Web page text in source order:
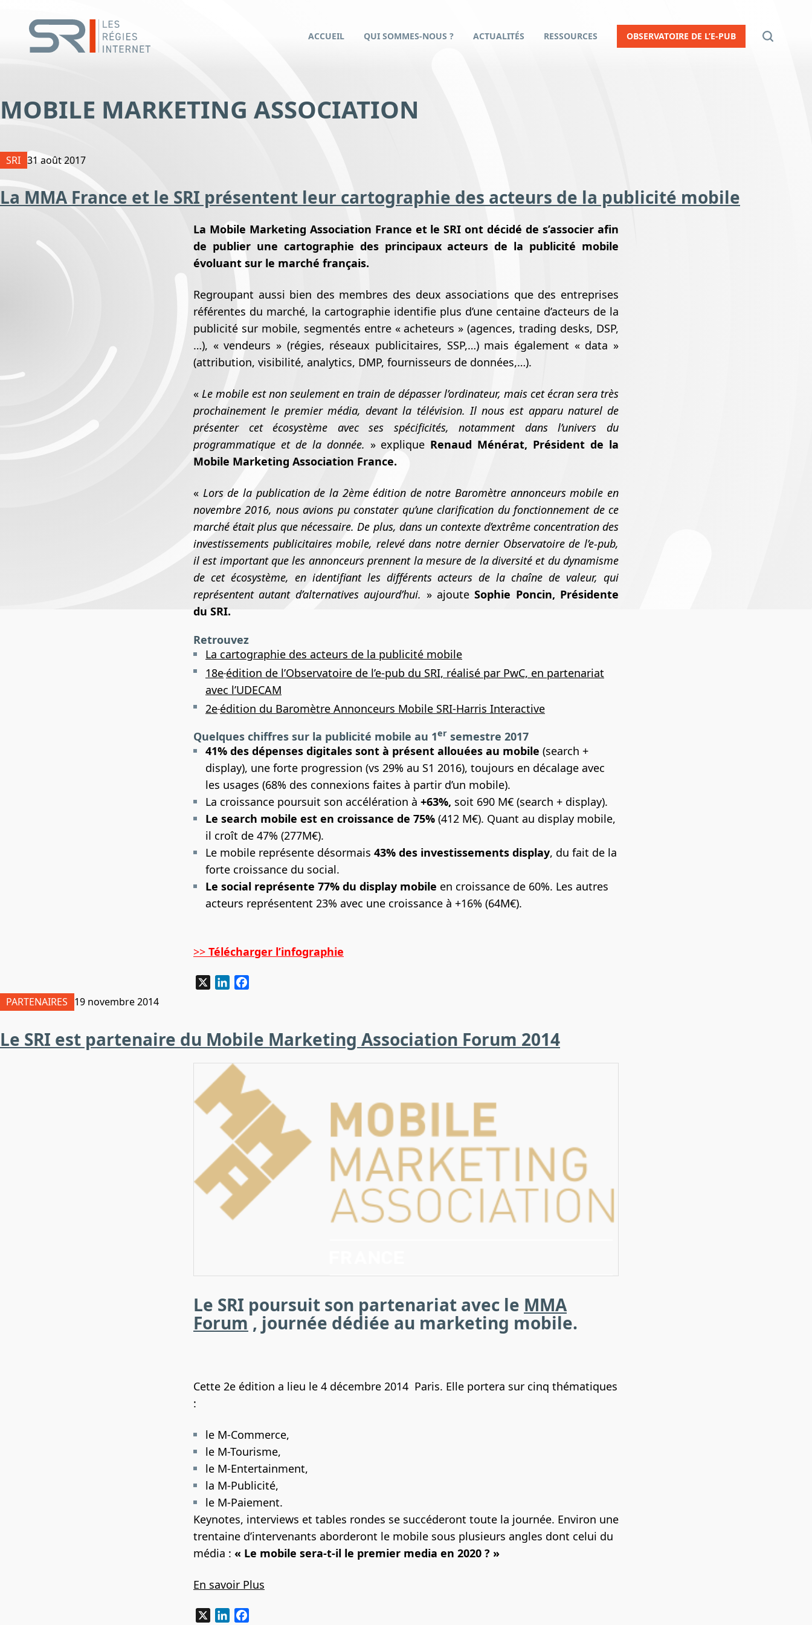
ACCUEIL QUI SOMMES-NOUS ? ACTUALITÉS RESSOURCES OBSERVATOIRE DE L’E-PUB
MOBILE MARKETING ASSOCIATION
SRI 31 août 2017
La MMA France et le SRI présentent leur cartographie des acteurs de la publicité mobile
La Mobile Marketing Association France et le SRI ont décidé de s’associer afin
de publier une cartographie des principaux acteurs de la publicité mobile
évoluant sur le marché français.
Regroupant aussi bien des membres des deux associations que des entreprises
référentes du marché, la cartographie identifie plus d’une centaine d’acteurs de la
publicité sur mobile, segmentés entre « acheteurs » (agences, trading desks, DSP,
…), « vendeurs » (régies, réseaux publicitaires, SSP,…) mais également « data »
(attribution, visibilité, analytics, DMP, fournisseurs de données,…).
«Le mobile est non seulement en train de dépasser l’ordinateur, mais cet écran sera très
prochainement le premier média, devant la télévision. Il nous est apparu naturel de
présenter cet écosystème avec ses spécificités, notamment dans l’univers du
programmatique et de la donnée. » explique Renaud Ménérat, Président de la
Mobile Marketing Association France.
« Lors de la publication de la 2ème édition de notre Baromètre annonceurs mobile en
novembre 2016, nous avions pu constater qu’une clarification du fonctionnement de ce
marché était plus que nécessaire. De plus, dans un contexte d’extrême concentration des
investissements publicitaires mobile, relevé dans notre dernier Observatoire de l’e-pub,
il est important que les annonceurs prennent la mesure de la diversité et du dynamisme
de cet écosystème, en identifiant les différents acteurs de la chaîne de valeur, qui
représentent autant d’alternatives aujourd’hui. » ajouteSophie Poncin, Présidente
du SRI.
Retrouvez
La cartographie des acteurs de la publicité mobile
18e édition de l’Observatoire de l’e-pub du SRI, réalisé par PwC, en partenariat
avec l’UDECAM
2e édition du Baromètre Annonceurs Mobile SRI-Harris Interactive
Quelques chiffres sur la publicité mobile au 1er semestre 2017
41% des dépenses digitales sont à présent allouées au mobile (search +
display), une forte progression (vs 29% au S1 2016), toujours en décalage avec
les usages (68% des connexions faites à partir d’un mobile).
La croissance poursuit son accélération à +63%, soit 690 M€ (search + display).
Le search mobile est en croissance de 75% (412 M€). Quant au display mobile,
il croît de 47% (277M€).
Le mobile représente désormais 43% des investissements display, du fait de la
forte croissance du social.
Le social représente 77% du display mobile en croissance de 60%. Les autres
acteurs représentent 23% avec une croissance à +16% (64M€).
>> Télécharger l’infographie
LinkedIn
PARTENAIRES 19 novembre 2014
Le SRI est partenaire du Mobile Marketing Association Forum 2014
Le SRI poursuit son partenariat avec le MMA
Forum, journée dédiée au marketing mobile.
Cette 2e édition a lieu le 4 décembre 2014 Paris. Elle portera sur cinq thématiques
:
le M-Commerce,
le M-Tourisme,
le M-Entertainment,
la M-Publicité,
le M-Paiement.
Keynotes, interviews et tables rondes se succéderont toute la journée. Environ une
trentaine d’intervenants aborderont le mobile sous plusieurs angles dont celui du
média : « Le mobile sera-t-il le premier media en 2020 ? »
En savoir Plus
LinkedIn